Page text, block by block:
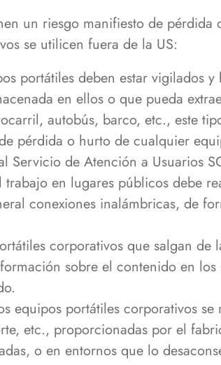
un riesgo manifiesto de
se utilicen fuera de la US:
portátiles deben estar vigilados
en ellos o que pueda
autobús, barco, etc., este
pérdida o hurto de cualquier
Servicio de Atención a Usuarios
trabajo en lugares públicos debe
conexiones inalámbricas, de
corporativos que salgan
sobre el contenido en
equipos portátiles corporativos
etc., proporcionadas por el
o en entornos que lo